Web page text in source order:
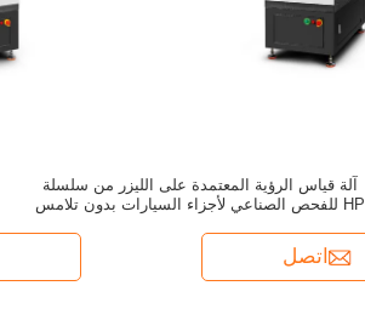
آلة قياس الرؤية المعتمدة على الليزر من سلسلة
HP للفحص الصناعي لأجزاء السيارات بدون تلامس
اتصل